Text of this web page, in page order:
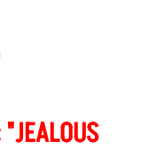
"JEALOUS